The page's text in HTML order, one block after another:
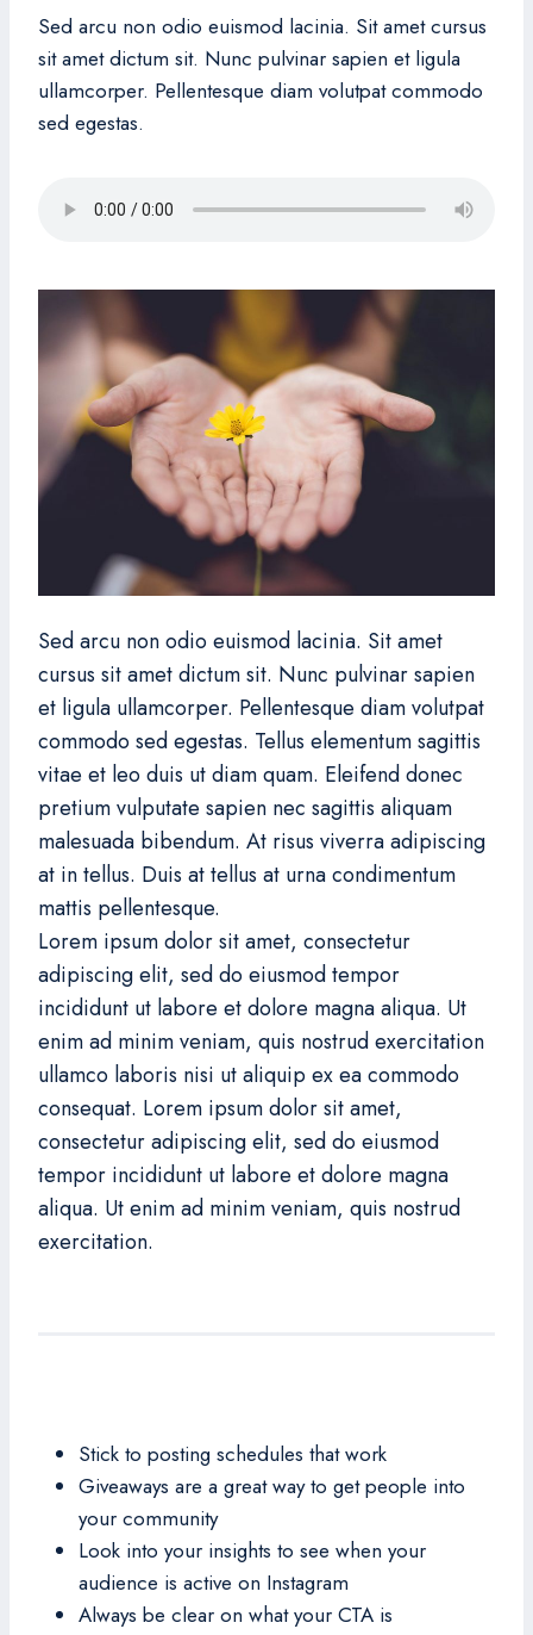
Sed arcu non odio euismod lacinia. Sit amet cursus
sit amet dictum sit. Nunc pulvinar sapien et ligula
ullamcorper. Pellentesque diam volutpat commodo
sed egestas.
Sed arcu non odio euismod lacinia. Sit amet
cursus sit amet dictum sit. Nunc pulvinar sapien
et ligula ullamcorper. Pellentesque diam volutpat
commodo sed egestas. Tellus elementum sagittis
vitae et leo duis ut diam quam. Eleifend donec
pretium vulputate sapien nec sagittis aliquam
malesuada bibendum. At risus viverra adipiscing
at in tellus. Duis at tellus at urna condimentum
mattis pellentesque.
Lorem ipsum dolor sit amet, consectetur
adipiscing elit, sed do eiusmod tempor
incididunt ut labore et dolore magna aliqua. Ut
enim ad minim veniam, quis nostrud exercitation
ullamco laboris nisi ut aliquip ex ea commodo
consequat. Lorem ipsum dolor sit amet,
consectetur adipiscing elit, sed do eiusmod
tempor incididunt ut labore et dolore magna
aliqua. Ut enim ad minim veniam, quis nostrud
exercitation.
Stick to posting schedules that work
Giveaways are a great way to get people into
your community
Look into your insights to see when your
audience is active on Instagram
Always be clear on what your CTA is